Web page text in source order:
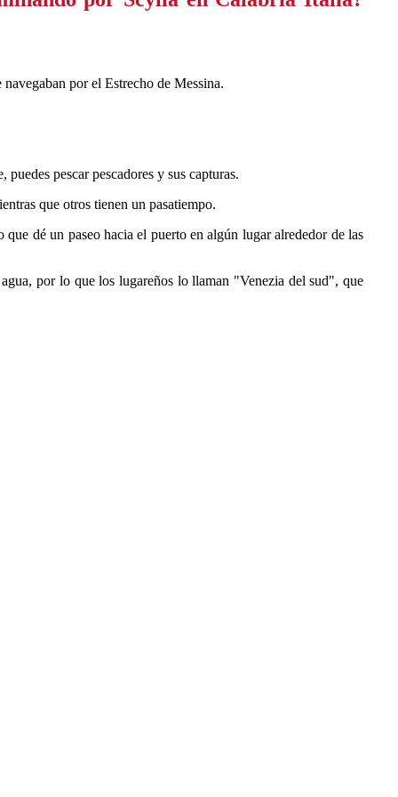
por el Estrecho de Messina.
pescar pescadores y sus capturas.
que otros tienen un pasatiempo.
dé un paseo hacia el puerto en algún lugar alrededor de las
por lo que los lugareños lo llaman "Venezia del sud", que